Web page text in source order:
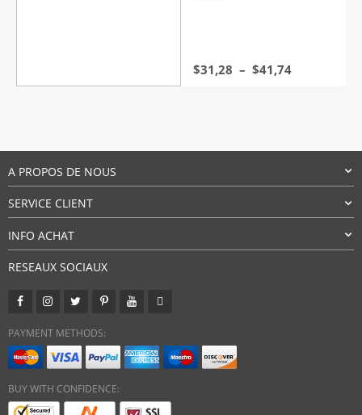
$31,28 – $41,74Plage
A PROPOS DE NOUS
SERVICE CLIENT
INFO ACHAT
RESEAUX SOCIAUX
PAYMENT METHODS:
BUY WITH CONFIDENCE: